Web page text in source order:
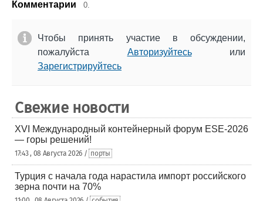
Комментарии 0.
Чтобы принять участие в обсуждении,
пожалуйста Авторизуйтесьили
Зарегистрируйтесь
Свежие новости
XVI Международный контейнерный форум ESE-2026
— горы решений!
17:43 , 08 Августа 2026 / порты
Турция с начала года нарастила импорт российского
зерна почти на 70%